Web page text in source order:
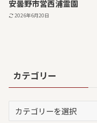
安曇野市営西浦霊園
2026年6月20日
カテゴリー